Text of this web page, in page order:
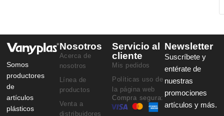
Somos
productores
de
artículos
plásticos
Nosotros
Acerca de
nosotros
Línea de
productos
Venta a
distribuidores
Servicio al
cliente
Mis pedidos
Políticas uso de
la página web
Compra segura:
Newsletter
Suscríbete y
entérate de
nuestras
promociones
artículos y más.